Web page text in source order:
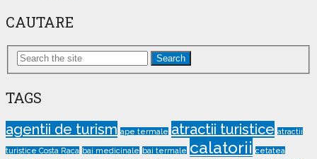
CAUTARE
Search
TAGS
agentii de turism ape termale atractii turistice atractii
turistice Costa Raca bai medicinale bai termale calatorii cetatea